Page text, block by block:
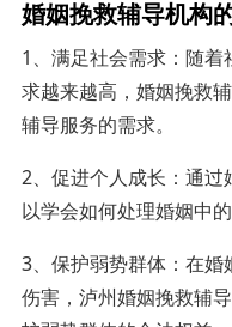
婚姻挽救辅导机构
1、满足社会需求：随
求越来越高，婚姻挽救
辅导服务的需求。
2、促进个人成长：通
以学会如何处理婚姻中
3、保护弱势群体：在
伤害，泸州婚姻挽救辅